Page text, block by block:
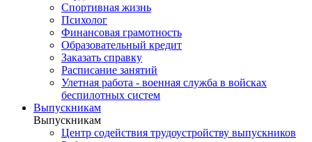
Спортивная жизнь
Психолог
Финансовая грамотность
Образовательный кредит
Заказать справку
Расписание занятий
Улетная работа - военная служба в войсках
беспилотных систем
Выпускникам
Выпускникам
Центр содействия трудоустройству выпускников